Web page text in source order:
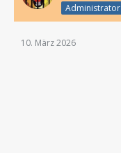
Administrator
10. März 2026